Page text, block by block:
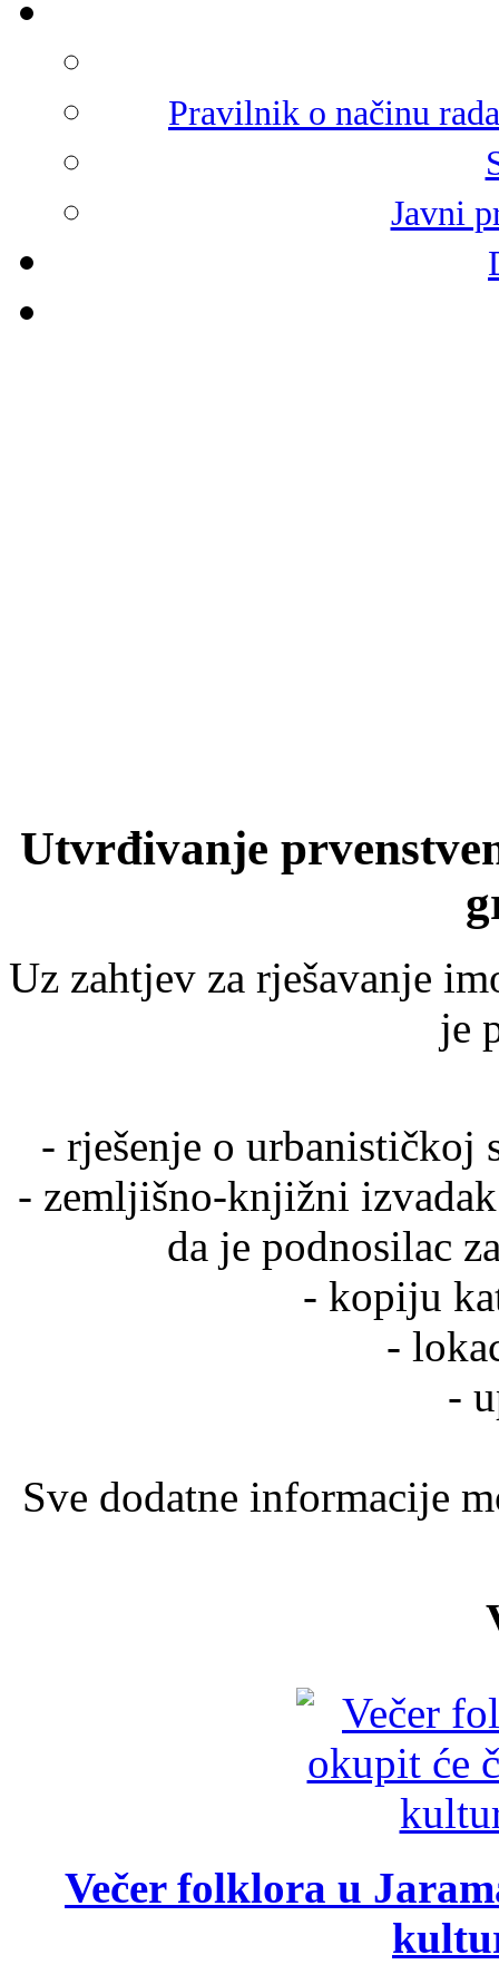
Pravilnik o načinu
Javni
Utvrđivanje
Uz zahtjev za rješavanje
je
- rješenje o urbanističkoj
- zemljišno-knjižni
da je podnosilac
- kopiju
-
-
Sve dodatne informacije
Večer folklora u